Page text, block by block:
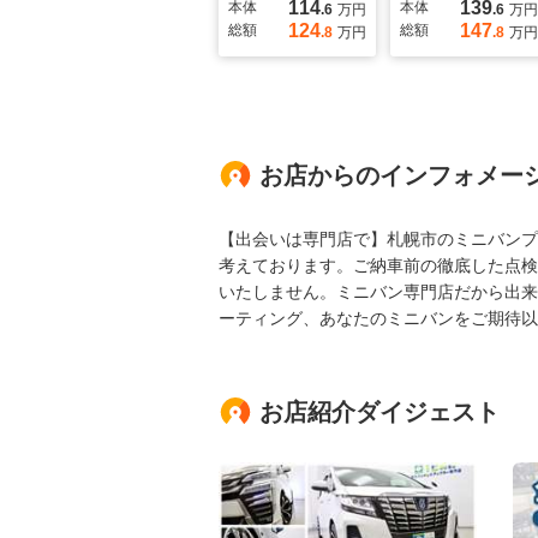
本体 114.6 万円
総額
124.8 万円
本体 139.6 万円
総額
147.8 万円
お店からのインフォメー
【出会いは専門店で】札幌市のミニバン
考えております。ご納車前の徹底した点
いたしません。ミニバン専門店だから出
ーティング、あなたのミニバンをご期待
お店紹介ダイジェスト